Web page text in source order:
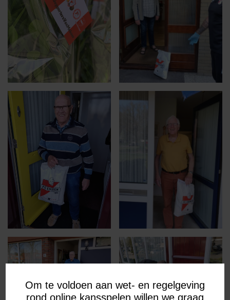
Om te voldoen aan wet- en regelgeving
rond online kansspelen willen we graag